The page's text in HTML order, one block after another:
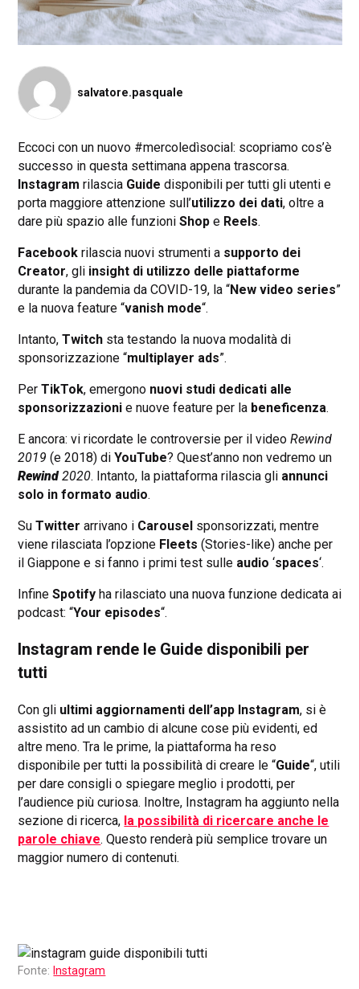
salvatore.pasquale
Eccoci con un nuovo #mercoledìsocial: scopriamo cos’è
successo in questa settimana appena trascorsa.
Instagram rilascia Guide disponibili per tutti gli utenti e
porta maggiore attenzione sull’utilizzo dei dati, oltre a
dare più spazio alle funzioniShop e Reels.
Facebook rilascia nuovi strumenti a supporto dei
Creator, gli insight di utilizzo delle piattaforme
durante la pandemia da COVID-19, la “New video series”
e la nuova feature “vanish mode“.
Intanto,Twitch sta testando la nuova modalità di
sponsorizzazione “multiplayer ads”.
PerTikTok, emergono nuovi studi dedicati alle
sponsorizzazioni e nuove feature per la beneficenza.
E ancora: vi ricordate le controversie per il videoRewind
2019 (e 2018) diYouTube? Quest’anno non vedremo un
Rewind2020. Intanto, la piattaforma rilascia gli annunci
solo in formato audio.
SuTwitter arrivano i Carousel sponsorizzati, mentre
viene rilasciata l’opzione Fleets (Stories-like) anche per
il Giappone e si fanno i primi test sulle audio ‘spaces‘.
InfineSpotify ha rilasciato una nuova funzione dedicata ai
podcast: “Your episodes“.
Instagram rende le Guide disponibili per
tutti
Con gli ultimi aggiornamenti dell’app Instagram, si è
assistito ad un cambio di alcune cose più evidenti, ed
altre meno. Tra le prime, la piattaforma ha reso
disponibile per tutti la possibilità di creare le “Guide“, utili
per dare consigli o spiegare meglio i prodotti, per
l’audience più curiosa. Inoltre, Instagram ha aggiunto nella
sezione di ricerca, la possibilità di ricercare anche le
parole chiave. Questo renderà più semplice trovare un
maggior numero di contenuti.
Fonte: Instagram